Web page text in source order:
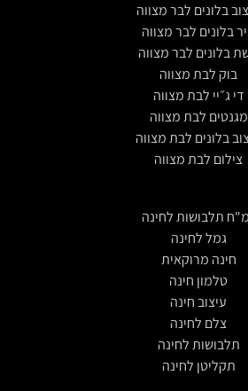
בלונים לבר מצווה
בלונים לבר מצווה
בלונים לבר מצווה
בוק לבת מצווה
די ג״יי לבת מצווה
מגנטים לבת מצווה
בלונים לבת מצווה
צילום לבת מצווה
תלבושות לחינה
גמל לחינה
חינה מרוקאית
טלמון חינה
עיצוב חינה
צלם לחינה
תלבושות לחינה
תקליטן לחינה